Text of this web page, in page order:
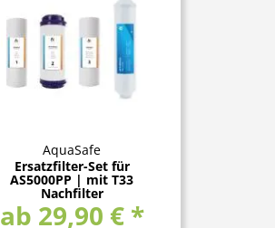
AquaSafe
Ersatzfilter-Set für
AS5000PP | mit T33
Nachfilter
ab 29,90 € *